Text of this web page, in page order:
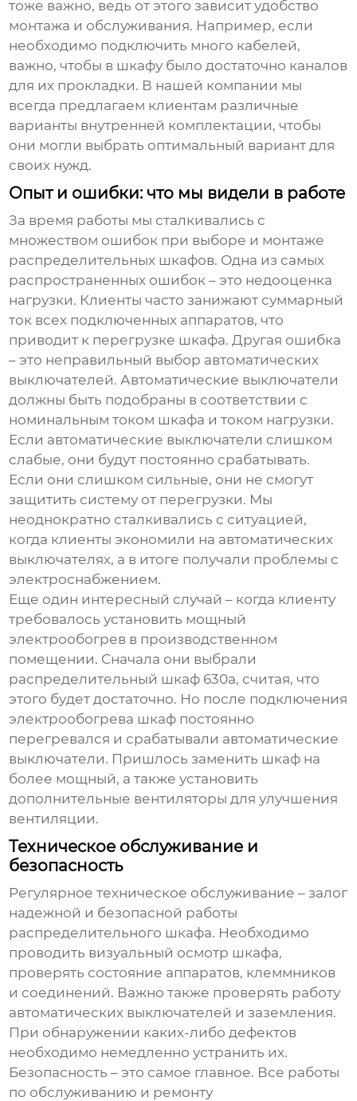
тоже важно, ведь от этого зависит удобство
монтажа и обслуживания. Например, если
необходимо подключить много кабелей,
важно, чтобы в шкафу было достаточно каналов
для их прокладки. В нашей компании мы
всегда предлагаем клиентам различные
варианты внутренней комплектации, чтобы
они могли выбрать оптимальный вариант для
своих нужд.
Опыт и ошибки: что мы видели в работе
За время работы мы сталкивались с
множеством ошибок при выборе и монтаже
распределительных шкафов. Одна из самых
распространенных ошибок – это недооценка
нагрузки. Клиенты часто занижают суммарный
ток всех подключенных аппаратов, что
приводит к перегрузке шкафа. Другая ошибка
– это неправильный выбор автоматических
выключателей. Автоматические выключатели
должны быть подобраны в соответствии с
номинальным током шкафа и током нагрузки.
Если автоматические выключатели слишком
слабые, они будут постоянно срабатывать.
Если они слишком сильные, они не смогут
защитить систему от перегрузки. Мы
неоднократно сталкивались с ситуацией,
когда клиенты экономили на автоматических
выключателях, а в итоге получали проблемы с
электроснабжением.
Еще один интересный случай – когда клиенту
требовалось установить мощный
электрообогрев в производственном
помещении. Сначала они выбрали
распределительный шкаф 630а, считая, что
этого будет достаточно. Но после подключения
электрообогрева шкаф постоянно
перегревался и срабатывали автоматические
выключатели. Пришлось заменить шкаф на
более мощный, а также установить
дополнительные вентиляторы для улучшения
вентиляции.
Техническое обслуживание и
безопасность
Регулярное техническое обслуживание – залог
надежной и безопасной работы
распределительного шкафа. Необходимо
проводить визуальный осмотр шкафа,
проверять состояние аппаратов, клеммников
и соединений. Важно также проверять работу
автоматических выключателей и заземления.
При обнаружении каких-либо дефектов
необходимо немедленно устранить их.
Безопасность – это самое главное. Все работы
по обслуживанию и ремонту